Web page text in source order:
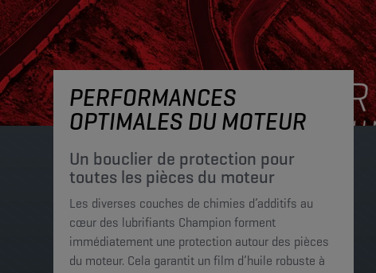
PERFORMANCES
OPTIMALES DU MOTEUR
Un bouclier de protection pour
toutes les pièces du moteur
Les diverses couches de chimies d’additifs au
cœur des lubrifiants Champion forment
immédiatement une protection autour des pièces
du moteur. Cela garantit un film d’huile robuste à